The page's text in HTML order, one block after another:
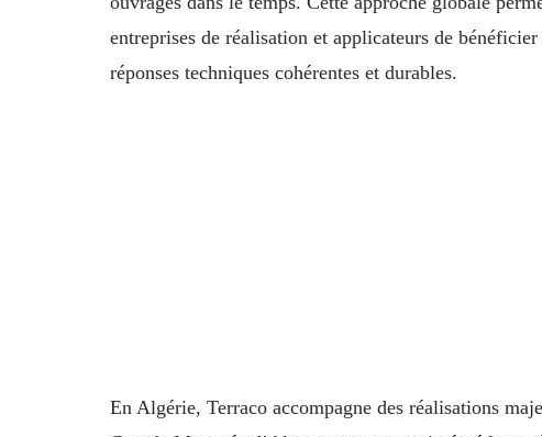
entreprises de réalisation et applicateurs de
réponses techniques cohérentes et durables.
En Algérie, Terraco accompagne des réalisations